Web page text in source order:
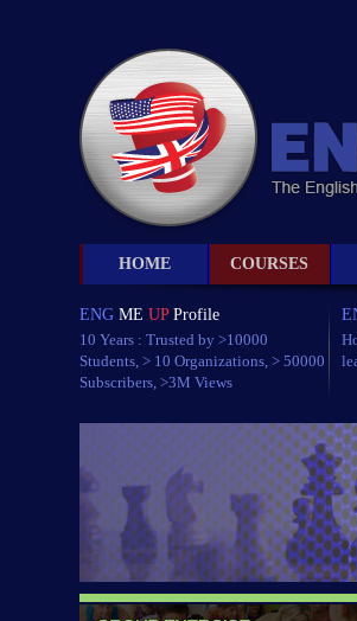
HOME COURSES
ENG ME UPProfile
10 Years : Trusted by >10000
Students, > 10 Organizations, > 50000
Subscribers, >3M Views